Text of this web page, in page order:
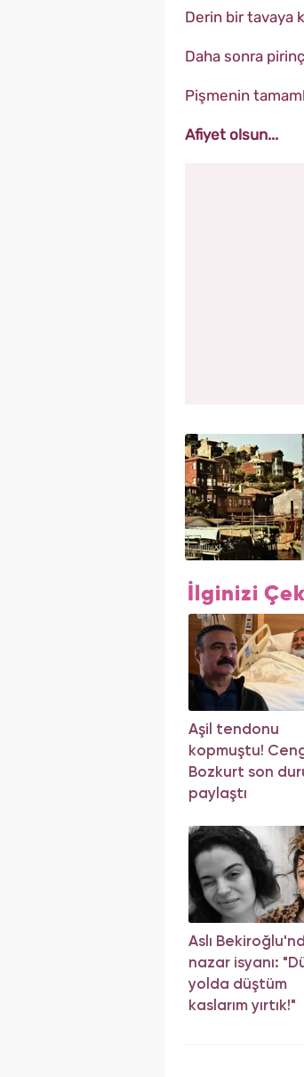
Derin bir tavaya
Daha sonra
Pişmenin
Afiyet olsun...
İlginizi
Aşil tendonu
kopmuştu!
Bozkurt son
paylaştı
Aslı
nazar isyanı:
yolda düştüm
kaslarım yırtık!"